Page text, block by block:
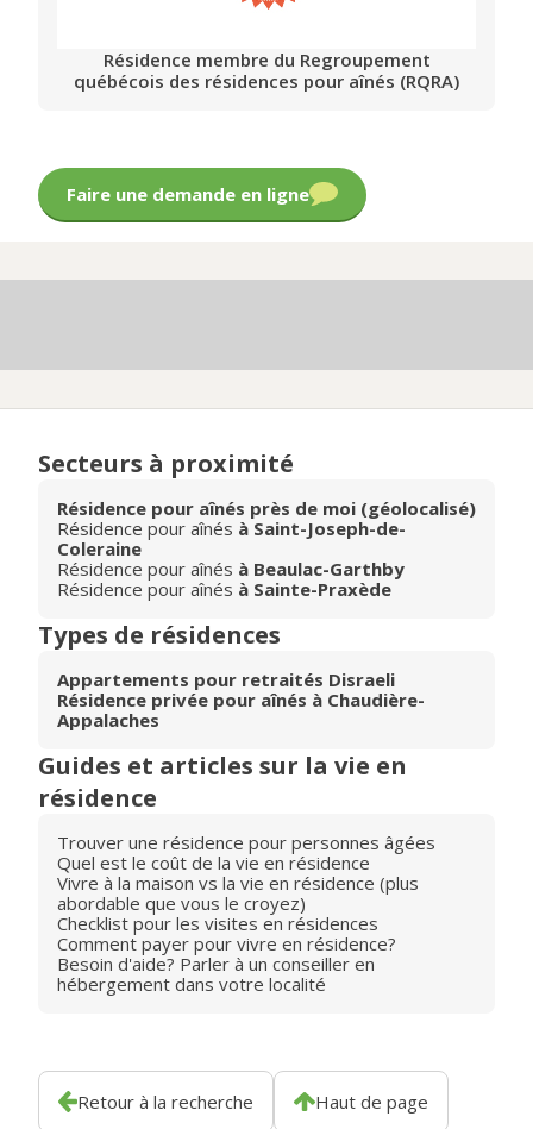
Résidence membre du Regroupement
québécois des résidences pour aînés (RQRA)
Faire une demande en ligne
Secteurs à proximité
Résidence pour aînés près de moi (géolocalisé)
Résidence pour aînés à Saint-Joseph-de-
Coleraine
Résidence pour aînés à Beaulac-Garthby
Résidence pour aînés à Sainte-Praxède
Types de résidences
Appartements pour retraités Disraeli
Résidence privée pour aînés à Chaudière-
Appalaches
Guides et articles sur la vie en
résidence
Trouver une résidence pour personnes âgées
Quel est le coût de la vie en résidence
Vivre à la maison vs la vie en résidence (plus
abordable que vous le croyez)
Checklist pour les visites en résidences
Comment payer pour vivre en résidence?
Besoin d'aide? Parler à un conseiller en
hébergement dans votre localité
Retour à la recherche Haut de page